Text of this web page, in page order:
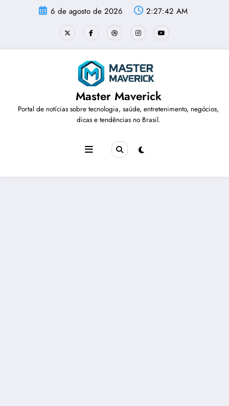
6 de agosto de 2026 2:27:43 AM
Master Maverick
Portal de notícias sobre tecnologia, saúde, entretenimento, negócios,
dicas e tendências no Brasil.